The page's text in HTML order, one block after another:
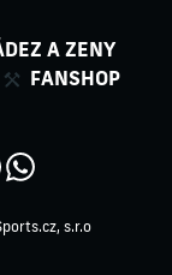
A ZENY
FANSHOP
s.r.o